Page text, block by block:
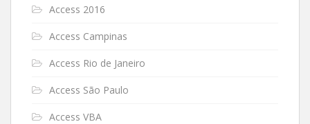
Access 2016
Access Campinas
Access Rio de Janeiro
Access São Paulo
Access VBA